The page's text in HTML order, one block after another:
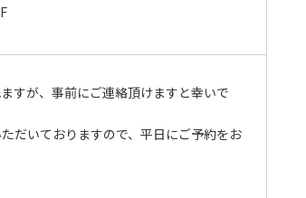
すが、事前にご連絡頂けますと幸いで
だいておりますので、平日にご予約をお